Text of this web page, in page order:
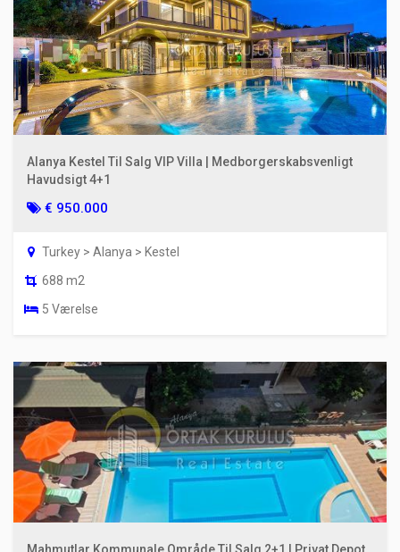
Alanya Kestel Til Salg VIP Villa | Medborgerskabsvenligt
Havudsigt 4+1
€ 950.000
Turkey > Alanya > Kestel
688 m2
5 Værelse